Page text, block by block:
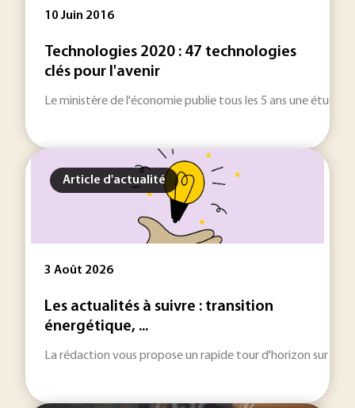
10 Juin 2016
Technologies 2020 : 47 technologies
clés pour l'avenir
Le ministère de l'économie publie tous les 5 ans une étude
Article d'actualité
3 Août 2026
Les actualités à suivre : transition
énergétique, ...
La rédaction vous propose un rapide tour d'horizon sur les